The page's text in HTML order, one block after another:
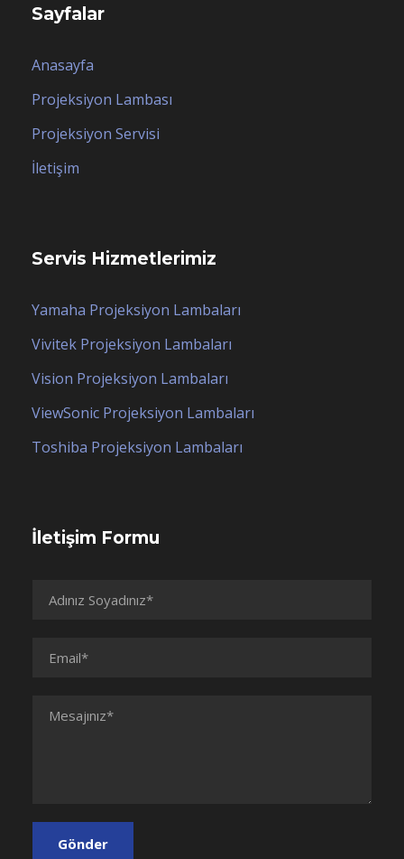
Sayfalar
Anasayfa
Projeksiyon Lambası
Projeksiyon Servisi
İletişim
Servis Hizmetlerimiz
Yamaha Projeksiyon Lambaları
Vivitek Projeksiyon Lambaları
Vision Projeksiyon Lambaları
ViewSonic Projeksiyon Lambaları
Toshiba Projeksiyon Lambaları
İletişim Formu